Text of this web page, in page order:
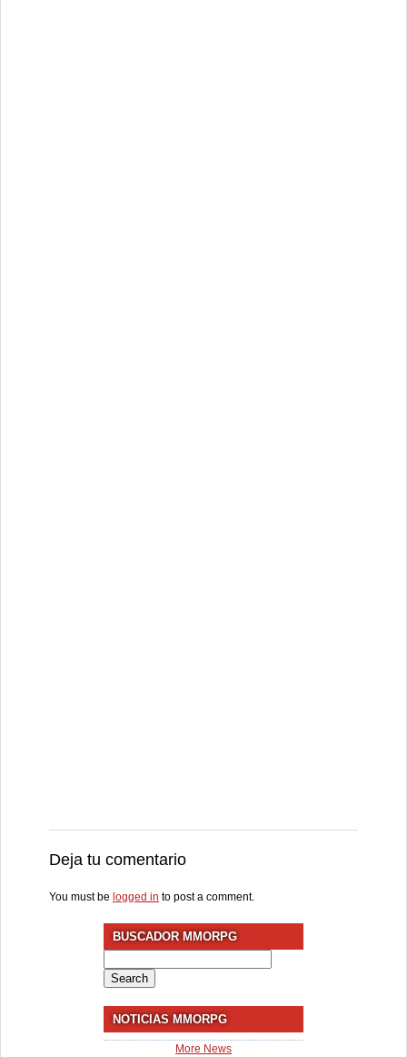
Deja tu comentario
You must be logged in to post a comment.
BUSCADOR MMORPG
for:
NOTICIAS MMORPG
More News